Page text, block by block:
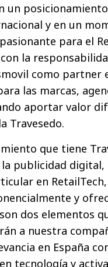
un
y en un
para el
la
como partner
las marcas,
aportar valor
Travesedo.
que tiene
publicidad digital,
en
y
dos elementos
a nuestra
en España
tecnología y